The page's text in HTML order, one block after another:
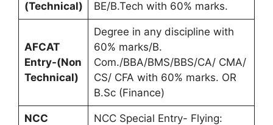
(Technical)
BE/B.Tech with 60% marks.
AFCAT
Entry-(Non
Technical)
Degree in any discipline with
60% marks/B.
Com./BBA/BMS/BBS/CA/ CMA/
CS/ CFA with 60% marks. OR
B.Sc (Finance)
NCC
NCC Special Entry- Flying: